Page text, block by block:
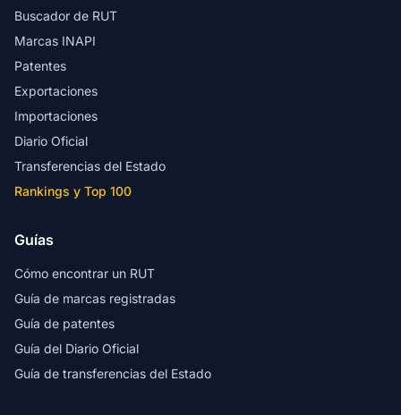
Buscador de RUT
Marcas INAPI
Patentes
Exportaciones
Importaciones
Diario Oficial
Transferencias del Estado
Rankings y Top 100
Guías
Cómo encontrar un RUT
Guía de marcas registradas
Guía de patentes
Guía del Diario Oficial
Guía de transferencias del Estado